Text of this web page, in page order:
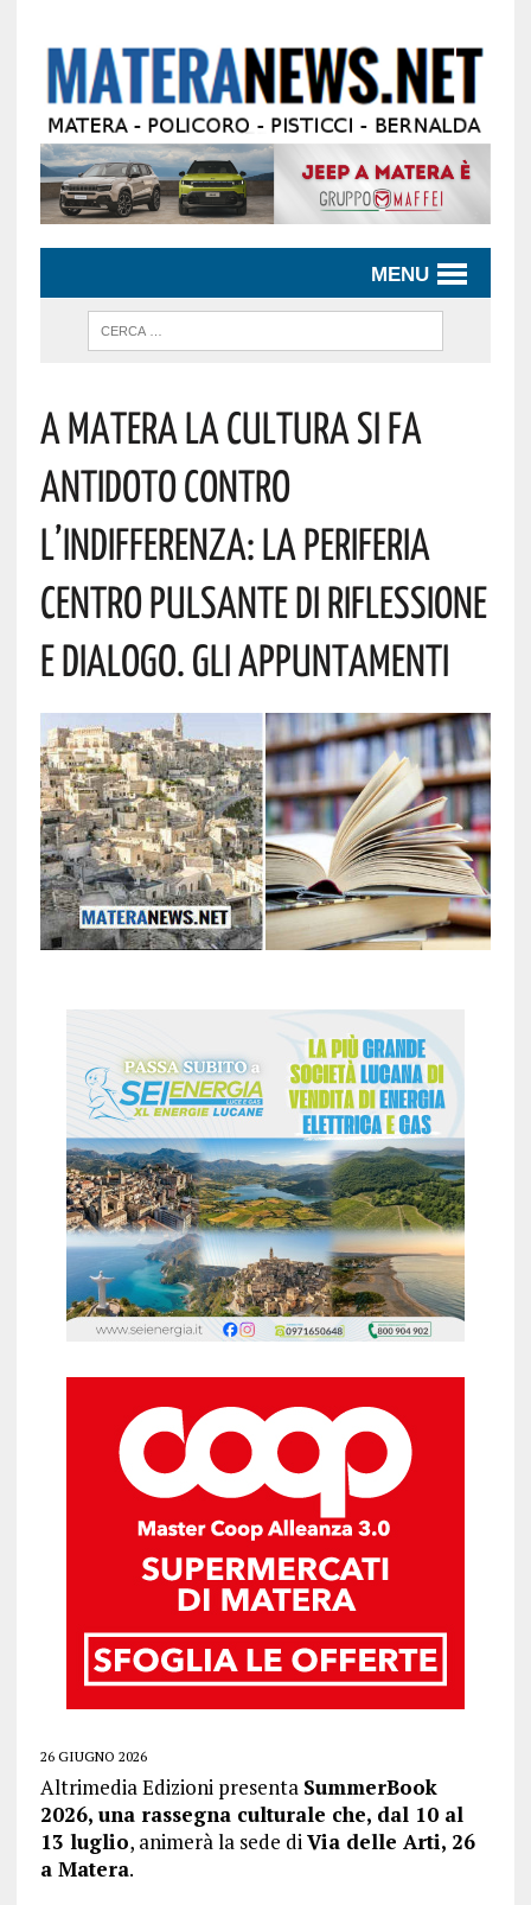
MENU
A Matera La Cultura Si Fa
Antidoto Contro
L’indifferenza: La Periferia
Centro Pulsante Di Riflessione
E Dialogo. Gli Appuntamenti
26 GIUGNO 2026
Altrimedia Edizioni presenta SummerBook
2026, una rassegna culturale che, dal 10 al
13 luglio, animerà la sede diVia delle Arti, 26
a Matera.